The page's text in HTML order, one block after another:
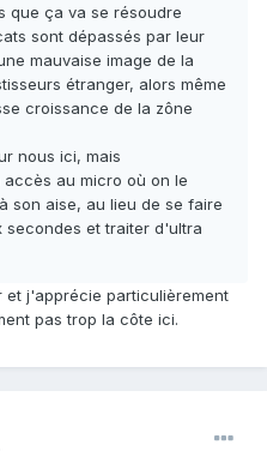
que ça va se résoudre
sont dépassés par leur
mauvaise image de la
étranger, alors même
croissance de la zône
nous ici, mais
au micro où on le
son aise, au lieu de se faire
secondes et traiter d'ultra
et j'apprécie particulièrement
pas trop la côte ici.